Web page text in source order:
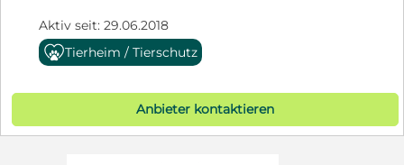
Aktiv seit: 29.06.2018
Tierheim / Tierschutz
Anbieter kontaktieren